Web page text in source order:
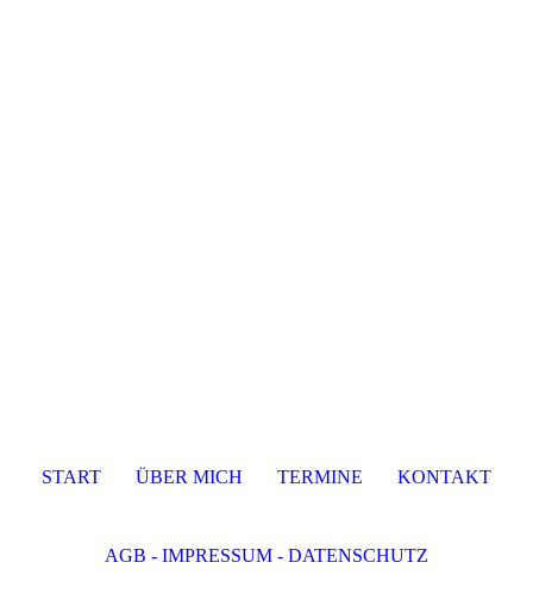
START ÜBER MICH TERMINE KONTAKT
AGB - IMPRESSUM - DATENSCHUTZ